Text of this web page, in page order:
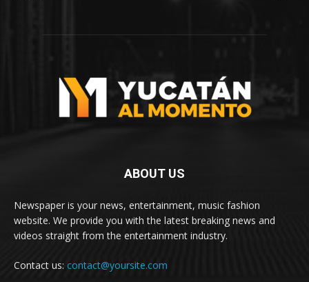
ABOUT US
Newspaper is your news, entertainment, music fashion
website. We provide you with the latest breaking news and
videos straight from the entertainment industry.
Contact us: contact@yoursite.com